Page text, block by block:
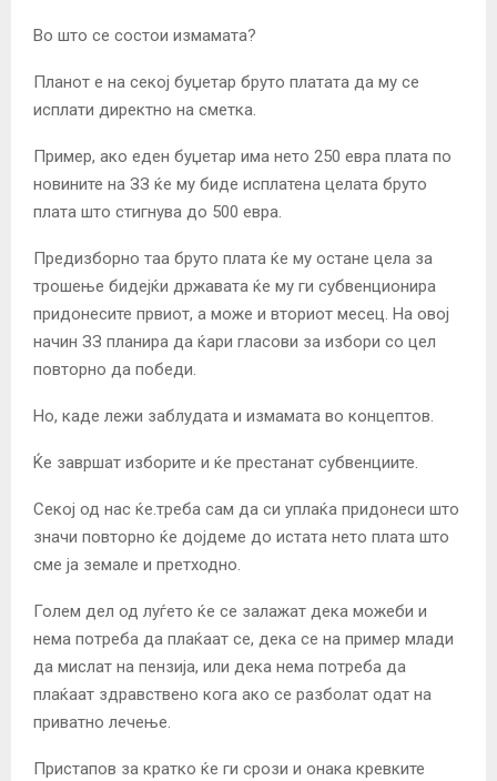
Во што се состои измамата?
Планот е на секој буџетар бруто платата да му се
исплати директно на сметка.
Пример, ако еден буџетар има нето 250 евра плата по
новините на ЗЗ ќе му биде исплатена целата бруто
плата што стигнува до 500 евра.
Предизборно таа бруто плата ќе му остане цела за
трошење бидејќи државата ќе му ги субвенционира
придонесите првиот, а може и вториот месец. На овој
начин ЗЗ планира да ќари гласови за избори со цел
повторно да победи.
Но, каде лежи заблудата и измамата во концептов.
Ќе завршат изборите и ќе престанат субвенциите.
Секој од нас ќе.треба сам да си уплаќа придонеси што
значи повторно ќе дојдеме до истата нето плата што
сме ја земале и претходно.
Голем дел од луѓето ќе се залажат дека можеби и
нема потреба да плаќаат се, дека се на пример млади
да мислат на пензија, или дека нема потреба да
плаќаат здравствено кога ако се разболат одат на
приватно лечење.
Пристапов за кратко ќе ги срози и онака кревките